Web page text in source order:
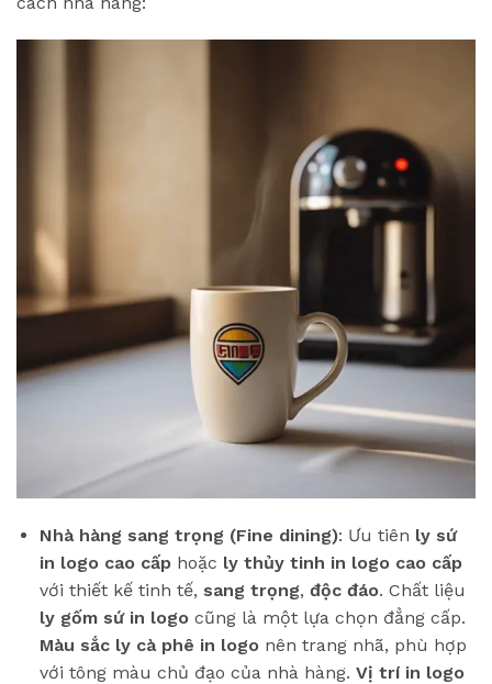
Nhà hàng sang trọng (Fine dining): Ưu tiên ly sứ
in logo cao cấphoặc ly thủy tinh in logo cao cấp
với thiết kế tinh tế, sang trọng, độc đáo. Chất liệu
ly gốm sứ in logocũng là một lựa chọn đẳng cấp.
Màu sắc ly cà phê in logonên trang nhã, phù hợp
với tông màu chủ đạo của nhà hàng. Vị trí in logo